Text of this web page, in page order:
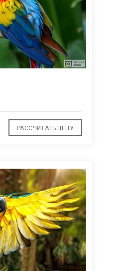
РАССЧИТАТЬ ЦЕНУ